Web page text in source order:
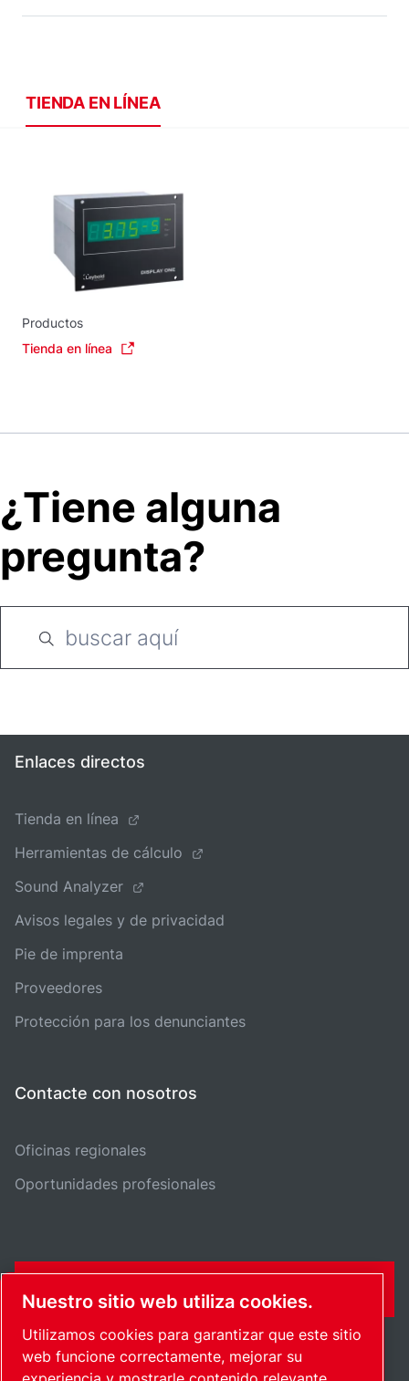
TIENDA EN LÍNEA
Productos
Tienda en línea
¿Tiene alguna
pregunta?
Enlaces directos
Tienda en línea
Herramientas de cálculo
Sound Analyzer
Avisos legales y de privacidad
Pie de imprenta
Proveedores
Protección para los denunciantes
Contacte con nosotros
Oficinas regionales
Oportunidades profesionales
Nuestro sitio web utiliza cookies.
Utilizamos cookies para garantizar que este sitio
web funcione correctamente, mejorar su